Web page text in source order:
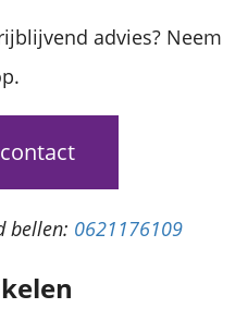
advies? Neem
bellen: 0621176109